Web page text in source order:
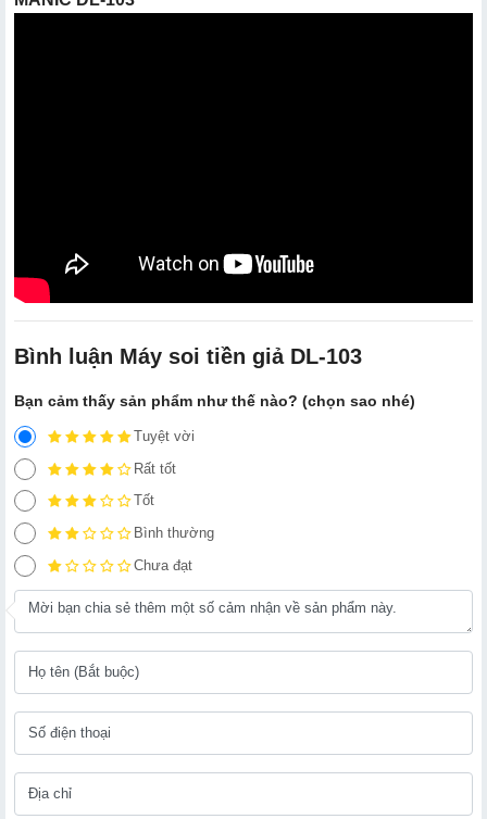
Bình luận Máy soi tiền giả DL-103
Bạn cảm thấy sản phẩm như thế nào? (chọn sao nhé)
Tuyệt vời
Rất tốt
Tốt
Bình thường
Chưa đạt